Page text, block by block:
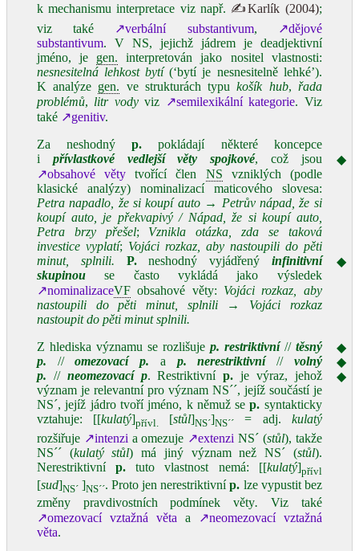
k mechanismu interpretace viz např. ✍Karlík (2004);
viz také ↗verbální substantivum,
↗dějové
substantivum. V NS, jejichž jádrem je deadjektivní
jméno, je gen. interpretován jako nositel vlastnosti:
nesnesitelná lehkost bytí(‘bytí je nesnesitelně lehké’).
K analýze gen. ve strukturách typukošík hub, řada
problémů, litr vodyviz ↗semilexikální kategorie. Viz
také ↗genitiv.
Za neshodnýp. pokládají některé koncepce
i přívlastkové vedlejší věty spojkové, což jsou
↗obsahové věty tvořící člen NS vzniklých (podle
klasické analýzy) nominalizací maticového slovesa:
Petra napadlo, že si koupí auto→ Petrův nápad, že si
koupí auto, je překvapivý / Nápad, že si koupí auto,
Petra brzy přešel; Vznikla otázka, zda se taková
investice vyplatí; Vojáci rozkaz, aby nastoupili do pěti
minut, splnili.
P.neshodný vyjádřený infinitivní
skupinou se často vykládá jako výsledek
↗nominalizaceVF obsahové věty: Vojáci rozkaz, aby
nastoupili do pěti minut, splnili→ Vojáci rozkaz
nastoupit do pěti minut splnili.
Z hlediska významu se rozlišuje p. restriktivní// těsný
p. //omezovací p. a p. nerestriktivní// volný
p. // neomezovací p. Restriktivníp. je výraz, jehož
význam je relevantní pro význam NS´´, jejíž součástí je
NS´, jejíž jádro tvoří jméno, k němuž sep. syntakticky
vztahuje: [[kulatý]přívl. [stůl]NS´]NS´´ = adj. kulatý
rozšiřuje ↗intenzi a omezuje ↗extenzi NS´ (stůl), takže
NS´´ (kulatý stůl) má jiný význam než NS´ (stůl).
Nerestriktivníp. tuto vlastnost nemá: [[kulatý]přívl
[sud]NS´ ]NS´´. Proto jen nerestriktivníp. lze vypustit bez
změny pravdivostních podmínek věty. Viz také
↗omezovací vztažná věta a
↗neomezovací vztažná
věta.
◆
◆
◆
◆
◆